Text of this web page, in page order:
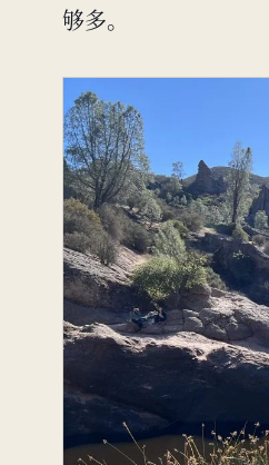
够多。